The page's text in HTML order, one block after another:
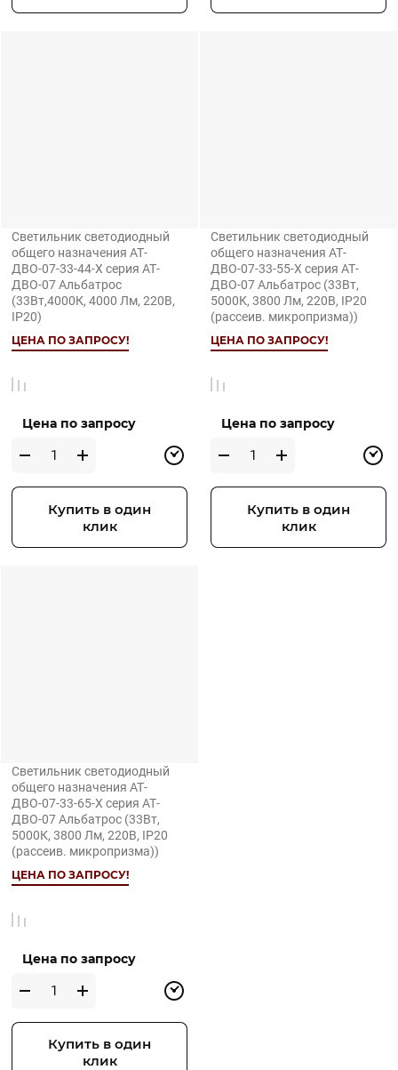
Светильник светодиодный
общего назначения АТ-
ДВО-07-33-44-Х серия АТ-
ДВО-07 Альбатрос
(33Вт,4000К, 4000 Лм, 220В,
IP20)
ЦЕНА ПО ЗАПРОСУ!
Цена по запросу
Купить в один
клик
Светильник светодиодный
общего назначения АТ-
ДВО-07-33-55-Х серия АТ-
ДВО-07 Альбатрос (33Вт,
5000К, 3800 Лм, 220В, IP20
(рассеив. микропризма))
ЦЕНА ПО ЗАПРОСУ!
Цена по запросу
Купить в один
клик
Светильник светодиодный
общего назначения АТ-
ДВО-07-33-65-Х серия АТ-
ДВО-07 Альбатрос (33Вт,
5000К, 3800 Лм, 220В, IP20
(рассеив. микропризма))
ЦЕНА ПО ЗАПРОСУ!
Цена по запросу
Купить в один
клик